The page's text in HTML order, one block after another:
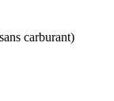
carburant)